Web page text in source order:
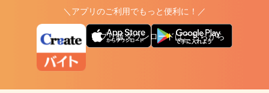
＼アプリのご利用でもっと便利に！／
アプリ版ダウンロードはこちらから